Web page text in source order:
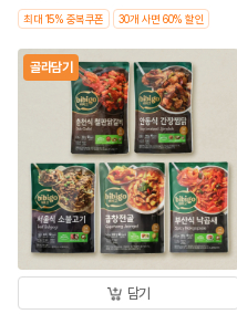
최대 15% 중복쿠폰 30개 사면 60% 할인
골라담기
담기